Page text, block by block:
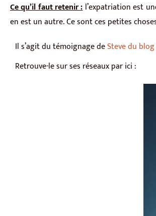
Ce qu’il faut retenir :l’expatriation est
en est un autre. Ce sont ces petites
Il s’agit du témoignage deSteve du
Retrouve-le sur ses réseaux par ici :